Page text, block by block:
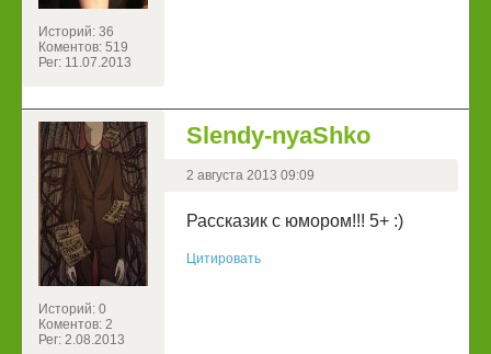
Историй: 36
Коментов: 519
Рег: 11.07.2013
Историй: 0
Коментов: 2
Рег: 2.08.2013
Slendy-nyaShko
2 августа 2013 09:09
Рассказик с юмором!!! 5+ :)
Цитировать